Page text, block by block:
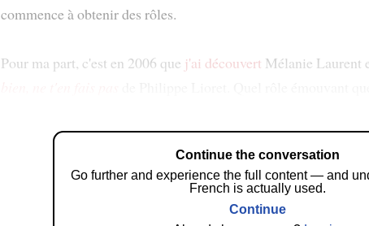
commence à obtenir des rôles.
Pour ma part, c'est en 2006 que j'ai découvert Mélanie Laurent
Continue the conversation
Go further and experience the full content — and
French is actually used.
Continue